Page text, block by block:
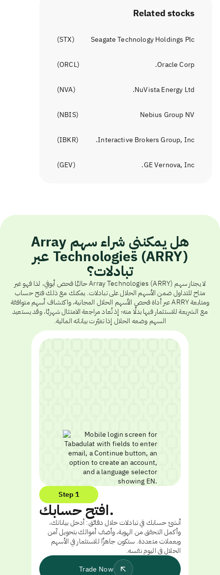
Related stocks
Seagate Technology Holdings Plc
(
STX
)
Oracle Corp.
(
ORCL
)
NuVista Energy Ltd.
(
NVA
)
Nebius Group NV
(
NBIS
)
Interactive Brokers Group, Inc.
(
IBKR
)
GE Vernova, Inc.
(
GEV
)
هل يمكنني شراء سهم Array
Technologies (ARRY) عبر
تبادلات؟
لا يجتاز سهم Array Technologies (ARRY) حاليًا فحص أيوفي، لذا فهو غير
متاح للتداول ضمن الأسهم الحلال على تبادلات. يمكنك مع ذلك فتح حساب
ومتابعة ARRY عبر أداة فحص الأسهم الحلال المجانية، واكتشاف أسهم متوافقة
مع الشريعة للاستثمار فيها بدلًا منه؛ إذ تُعاد مراجعة الامتثال شهريًا، وقد يستعيد
السهم وضعه الحلال إذا تغيّرت بياناته المالية.
Step 1
افتح حسابك.
أنشئ حسابك في تبادلات خلال دقائق: أدخل بياناتك،
وأكمل التحقق من الهوية، وأضف أموالك بتحويل آمن
وبعملات متعددة. ستكون جاهزًا للاستثمار في الأسهم
الحلال في اليوم نفسه.
Trade Now